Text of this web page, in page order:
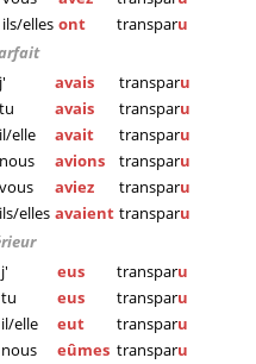
ils/elles ont transparu
j'
avais transparu
tu
avais transparu
il/elle
avait transparu
nous
avions transparu
vous
aviez transparu
ils/elles avaient transparu
j'
eus transparu
tu
eus transparu
il/elle
eut transparu
nous
eûmes transparu